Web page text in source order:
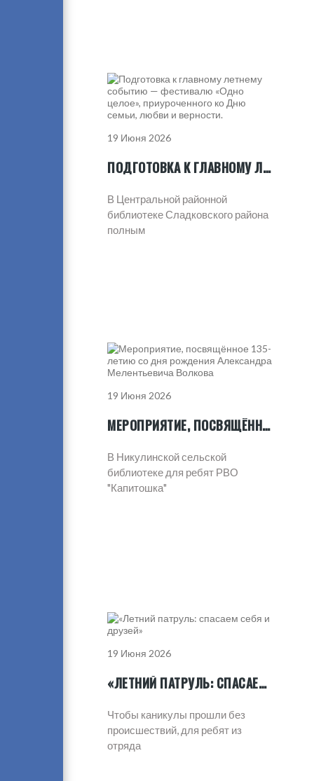
19 Июня 2026
ПОДГОТОВКА К ГЛАВНОМУ ЛЕТНЕМУ СОБЫТИЮ — ФЕСТИВАЛЮ «ОДНО ЦЕЛОЕ», ПРИУРОЧЕННОГО КО ДНЮ СЕМЬИ, ЛЮБВИ И ВЕРНОСТИ.
В Центральной районной
библиотеке Сладковского района
полным
19 Июня 2026
МЕРОПРИЯТИЕ, ПОСВЯЩЁННОЕ 135-ЛЕТИЮ СО ДНЯ РОЖДЕНИЯ АЛЕКСАНДРА МЕЛЕНТЬЕВИЧА ВОЛКОВА
В Никулинской сельской
библиотеке для ребят РВО
"Капитошка"
19 Июня 2026
«ЛЕТНИЙ ПАТРУЛЬ: СПАСАЕМ СЕБЯ И ДРУЗЕЙ»
Чтобы каникулы прошли без
происшествий, для ребят из
отряда